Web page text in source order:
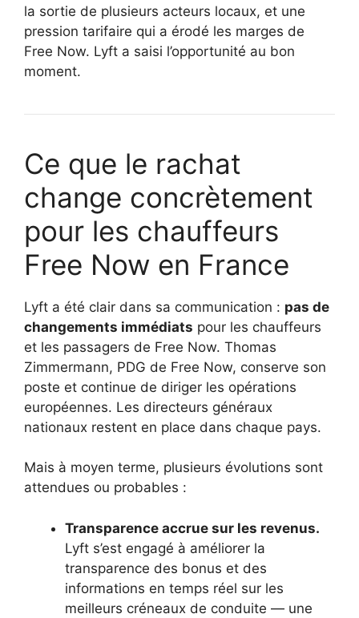
la sortie de plusieurs acteurs locaux, et une
pression tarifaire qui a érodé les marges de
Free Now. Lyft a saisi l’opportunité au bon
moment.
Ce que le rachat
change concrètement
pour les chauffeurs
Free Now en France
Lyft a été clair dans sa communication : pas de
changements immédiats pour les chauffeurs
et les passagers de Free Now. Thomas
Zimmermann, PDG de Free Now, conserve son
poste et continue de diriger les opérations
européennes. Les directeurs généraux
nationaux restent en place dans chaque pays.
Mais à moyen terme, plusieurs évolutions sont
attendues ou probables :
Transparence accrue sur les revenus.
Lyft s’est engagé à améliorer la
transparence des bonus et des
informations en temps réel sur les
meilleurs créneaux de conduite — une